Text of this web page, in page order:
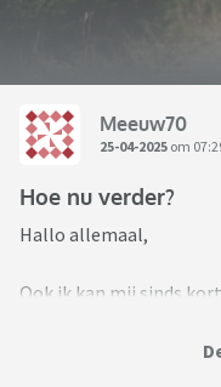
Meeuw70
25-04-2025 om
Hoe nu verder?
Hallo allemaal,
Ook ik kan mij sinds